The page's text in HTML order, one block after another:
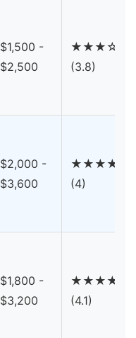
$1,500 -
$2,500
★★★☆
(3.8)
$2,000 -
$3,600
★★★★
(4)
$1,800 -
$3,200
★★★★
(4.1)